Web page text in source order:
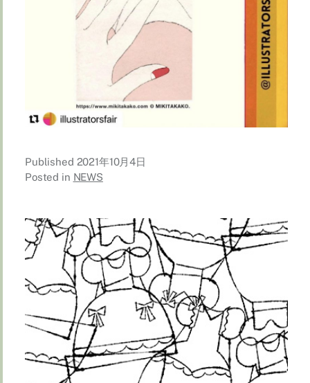
Published 2021年10月4日
Posted in NEWS